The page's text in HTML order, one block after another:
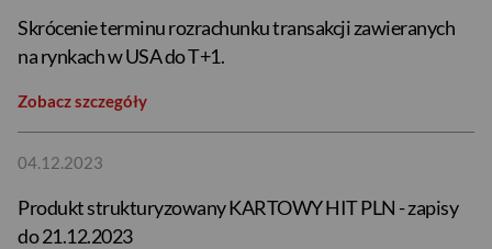
Skrócenie terminu rozrachunku transakcji zawieranych
na rynkach w USA do T+1.
Zobacz szczegóły
04.12.2023
Produkt strukturyzowany KARTOWY HIT PLN - zapisy
do 21.12.2023